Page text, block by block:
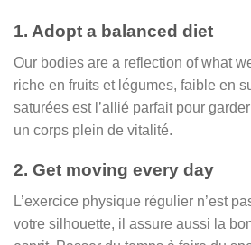
1. Adopt a balanced diet
Our bodies are a reflection of what
riche en fruits et légumes, faible en
saturées est l’allié parfait pour
un corps plein de vitalité.
2. Get moving every day
L’exercice physique régulier n’est
votre silhouette, il assure aussi la